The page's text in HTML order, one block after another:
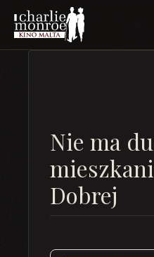
Nie ma
Dobrej